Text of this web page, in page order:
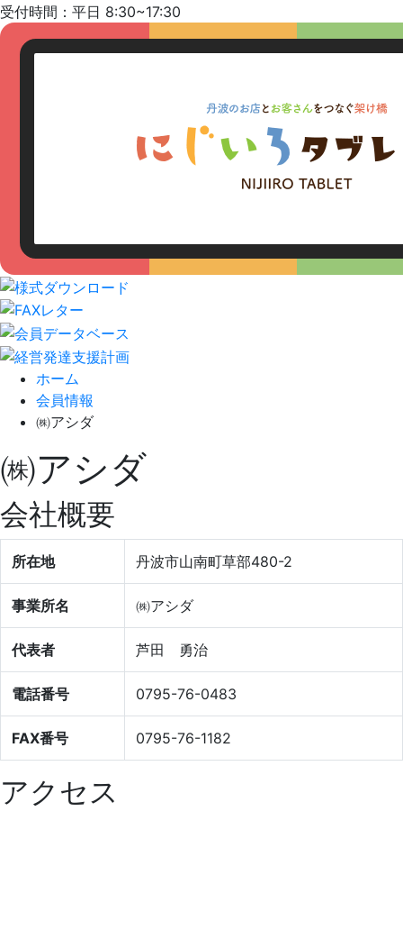
受付時間：平日 8:30~17:30
ホーム
会員情報
㈱アシダ
㈱アシダ
会社概要
所在地 丹波市山南町草部480-2
事業所名 ㈱アシダ
代表者 芦田 勇治
電話番号 0795-76-0483
FAX番号 0795-76-1182
アクセス